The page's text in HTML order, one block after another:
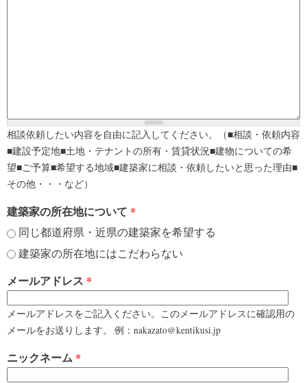
相談依頼したい内容を自由に記入してください。（■相談・依頼内容
■建設予定地■土地・テナントの所有・賃貸状況■建物についての希
望■ご予算■希望する地域■建築家に相談・依頼したいと思った理由■
その他・・・など）
建築家の所在地について *
同じ都道府県・近県の建築家を希望する
建築家の所在地にはこだわらない
メールアドレス *
メールアドレスをご記入ください。このメールアドレスに確認用の
メールをお送りします。 例：nakazato@kentikusi.jp
ニックネーム *